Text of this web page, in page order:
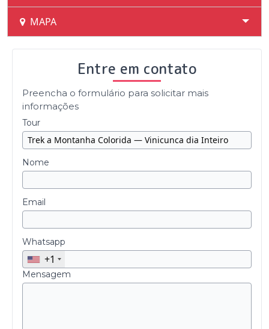
MAPA
Entre em contato
Preencha o formulário para solicitar mais
informações
Tour
Nome
Email
Whatsapp
+1
Mensagem